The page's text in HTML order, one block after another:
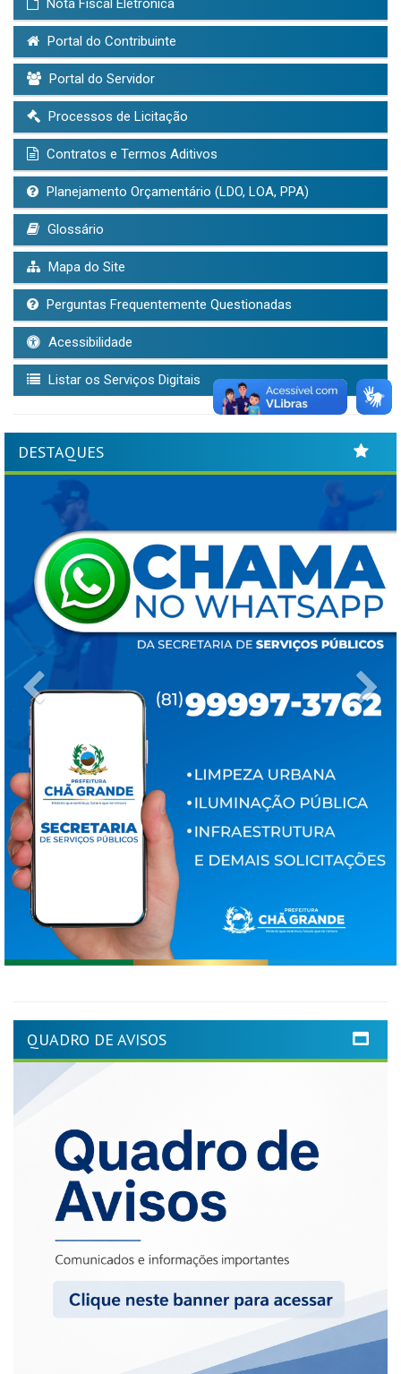
Nota Fiscal Eletrônica
Portal do Contribuinte
Portal do Servidor
Processos de Licitação
Contratos e Termos Aditivos
Planejamento Orçamentário (LDO, LOA, PPA)
Glossário
Mapa do Site
Perguntas Frequentemente Questionadas
Acessibilidade
Listar os Serviços Digitais
DESTAQUES
QUADRO DE AVISOS